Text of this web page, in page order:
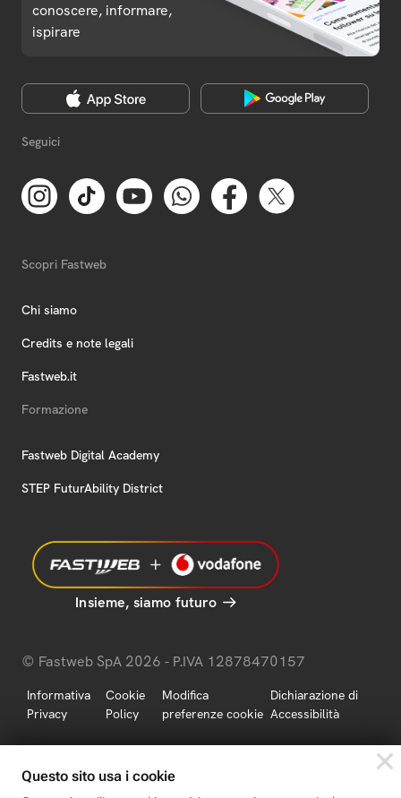
conoscere, informare,
ispirare
Seguici
Scopri Fastweb
Chi siamo
Credits e note legali
Fastweb.it
Formazione
Fastweb Digital Academy
STEP FuturAbility District
Insieme, siamo futuro
© Fastweb SpA 2026 - P.IVA 12878470157
Informativa
Privacy
Cookie
Policy
Modifica
preferenze cookie
Dichiarazione di
Accessibilità